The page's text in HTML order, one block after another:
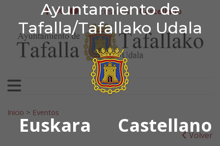
Ayuntamiento de
Tafalla/Tafallako Udala
Euskara Castellano
Ir al contenido
Ayuntamiento de
facebook
twitter
youtube
Euskera Castellano
Search for:
Inicio > Eventos
Volver